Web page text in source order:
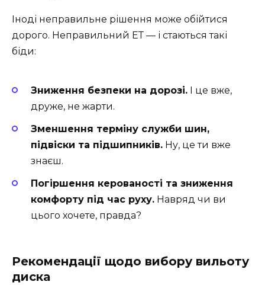
Іноді неправильне рішення може обійтися
дорого. Неправильний ЕТ — і стаються такі
біди:
Зниження безпеки на дорозі. І це вже,
друже, не жарти.
Зменшення терміну служби шин,
підвіски та підшипників. Ну, це ти вже
знаєш.
Погіршення керованості та зниження
комфорту під час руху. Навряд чи ви
цього хочете, правда?
Рекомендації щодо вибору вильоту
диска